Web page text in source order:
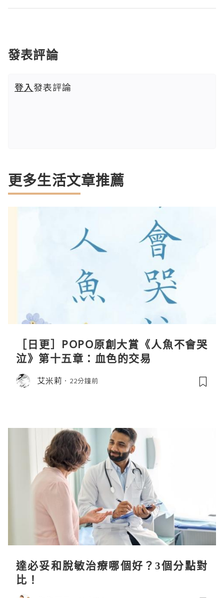
發表評論
登入發表評論
更多生活文章推薦
［日更］POPO原創大賞《人魚不會哭
泣》第十五章：血色的交易
艾米莉 22分鐘前
達必妥和脫敏治療哪個好？3個分點對
比！